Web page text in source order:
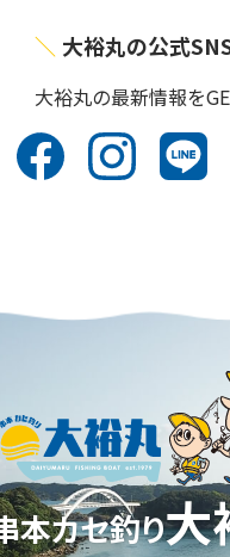
大裕丸の公式
⼤裕丸の最新情報を
本カセ釣り大